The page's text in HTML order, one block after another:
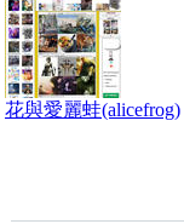
花與愛麗蛙(alicefrog)